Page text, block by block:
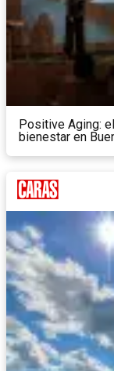
Positive Aging:
bienestar en